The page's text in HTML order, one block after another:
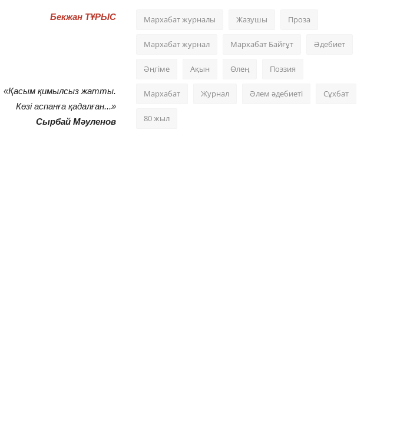
Бекжан ТҰРЫС
«Қасым қимылсыз жатты.
Көзі аспанға қадалған...»
Сырбай Мәуленов
Мархабат журналы Жазушы Проза
Мархабат журнал Мархабат Байғұт Әдебиет
Әңгіме Ақын Өлең Поэзия
Мархабат Журнал Әлем әдебиеті Сұхбат
80 жыл